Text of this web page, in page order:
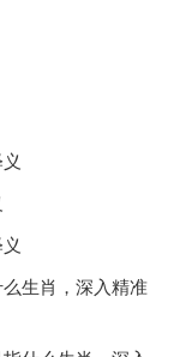
生肖，深入精准